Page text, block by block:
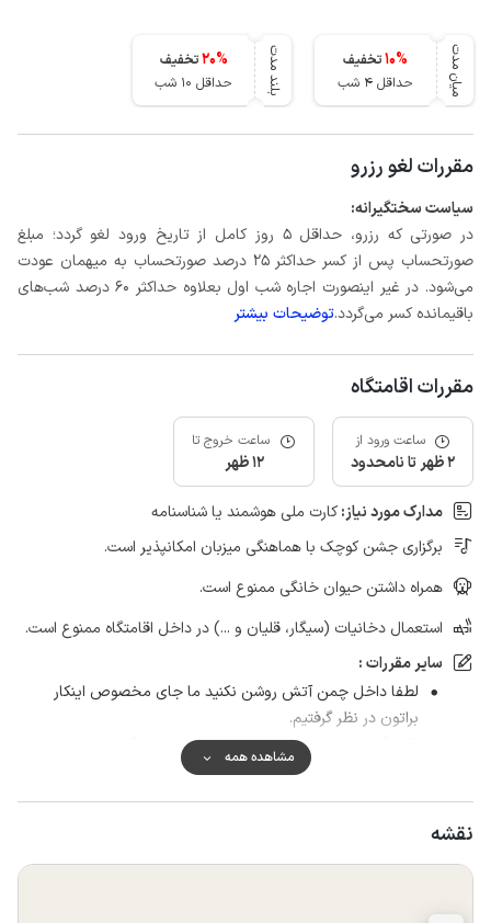
میان مدت 10%
تخفیف
حداقل 4 شب
بلند مدت 20%
تخفیف
حداقل 10 شب
مقررات لغو رزرو
سیاست سختگیرانه:
در صورتی که رزرو، حداقل 5 روز کامل از تاریخ ورود لغو گردد؛ مبلغ
صورتحساب پس از کسر حداکثر 25 درصد صورتحساب به میهمان عودت
می‌شود. در غیر اینصورت اجاره شب اول بعلاوه حداکثر 60 درصد شب‌های
باقیمانده کسر می‌گردد.توضیحات بیشتر
مقررات اقامتگاه
ساعت ورود از
2 ظهر تا نامحدود
ساعت خروج تا
12 ظهر
مدارک مورد نیاز:کارت ملی هوشمند یا شناسنامه
برگزاری جشن کوچک با هماهنگی میزبان امکانپذیر است.
همراه داشتن حیوان خانگی ممنوع است.
استعمال دخانیات (سیگار، قلیان و ...) در داخل اقامتگاه ممنوع است.
سایر مقررات :
لطفا داخل چمن آتش روشن نکنید ما جای مخصوص اینکار
براتون در نظر گرفتیم.
اقامتگاه تمیز تحویل داده شده و تمیز تحویل گرفته می شود و در
صورت عدم رعایت مبلغ ۴۰۰ هزار تومان هزینه نظافت دریافت می
گردد، همچنین لطفا زباله های خود را زمان خروج با خود ببرید.
مشاهده همه
نقشه